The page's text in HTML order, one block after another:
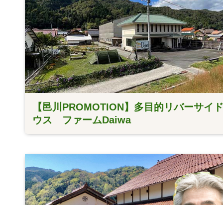
【邑川PROMOTION】多目的リバーサイ
ウス ファームDaiwa